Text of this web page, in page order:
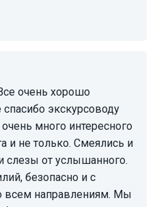
экскурсоводу
много интересного
и не только. Смеялись и
слезы от услышанного.
безопасно и с
всем направлениям. Мы